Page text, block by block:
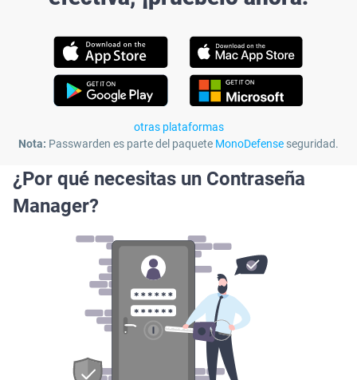
otras plataformas
Nota: Passwarden es parte del paquete MonoDefense seguridad.
¿Por qué necesitas un Contraseña
Manager?